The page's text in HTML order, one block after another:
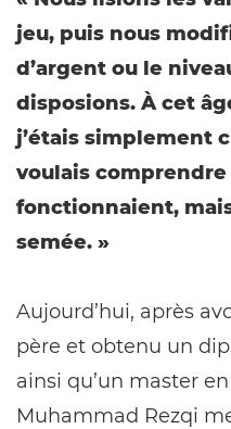
jeu, puis nous
d’argent ou le
disposions. À cet
j’étais simplement
voulais
fonctionnaient,
semée. »
Aujourd’hui, après
père et obtenu un
ainsi qu’un master
Muhammad Rezqi